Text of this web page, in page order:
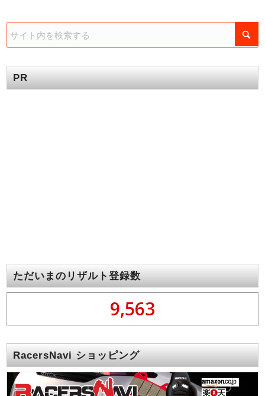
PR
ただいまのリザルト登録数
9,563
RacersNavi ショッピング